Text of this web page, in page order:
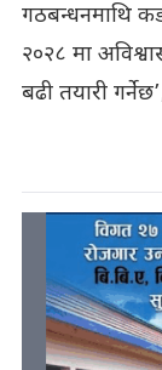
गठबन्धनमाथि
२०२८ मा
बढी तयारी